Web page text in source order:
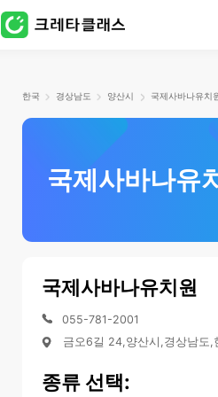
한국 경상남도 양산시 국제사바나유치
국제사바나유
국제사바나유치원
055-781-2001
금오6길 24,양산시,경상남도,
종류 선택: